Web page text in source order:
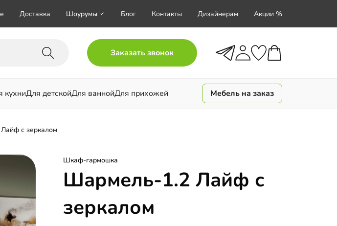
Доставка Шоурумы Блог Контакты Дизайнерам Акции %
Заказать звонок
кухниДля детскойДля ваннойДля прихожей Мебель на заказ
с зеркалом
Шкаф-гармошка
Шармель-1.2 Лайф с
зеркалом